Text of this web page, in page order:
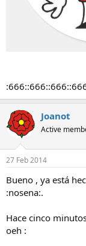
Joanot
Active
27 Feb 2014
Bueno , ya está
:nosena:.
Hace cinco
oeh :